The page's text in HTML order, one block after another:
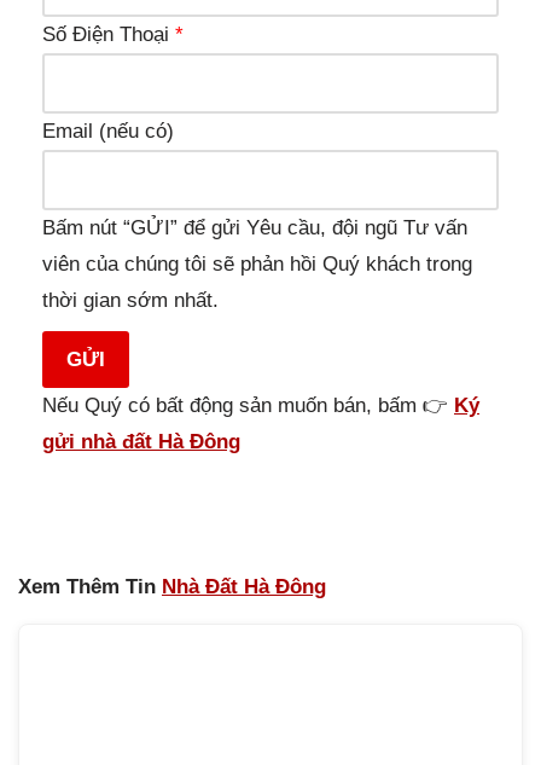
Số Điện Thoại *
Email (nếu có)
Bấm nút “GỬI” để gửi Yêu cầu, đội ngũ Tư vấn
viên của chúng tôi sẽ phản hồi Quý khách trong
thời gian sớm nhất.
GỬI
Nếu Quý có bất động sản muốn bán, bấm 👉 Ký
gửi nhà đất Hà Đông
Xem Thêm Tin Nhà Đất Hà Đông